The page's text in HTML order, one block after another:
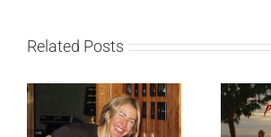
Related Posts